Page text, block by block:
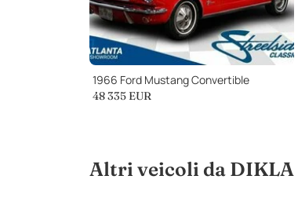
1966 Ford Mustang Convertible
48 335 EUR
Altri veicoli da DIKLA